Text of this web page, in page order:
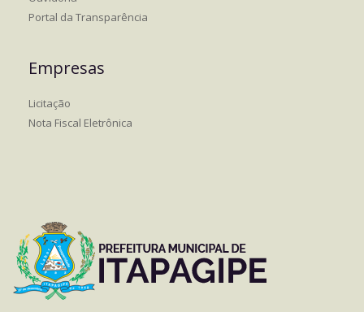
Portal da Transparência
Empresas
Licitação
Nota Fiscal Eletrônica